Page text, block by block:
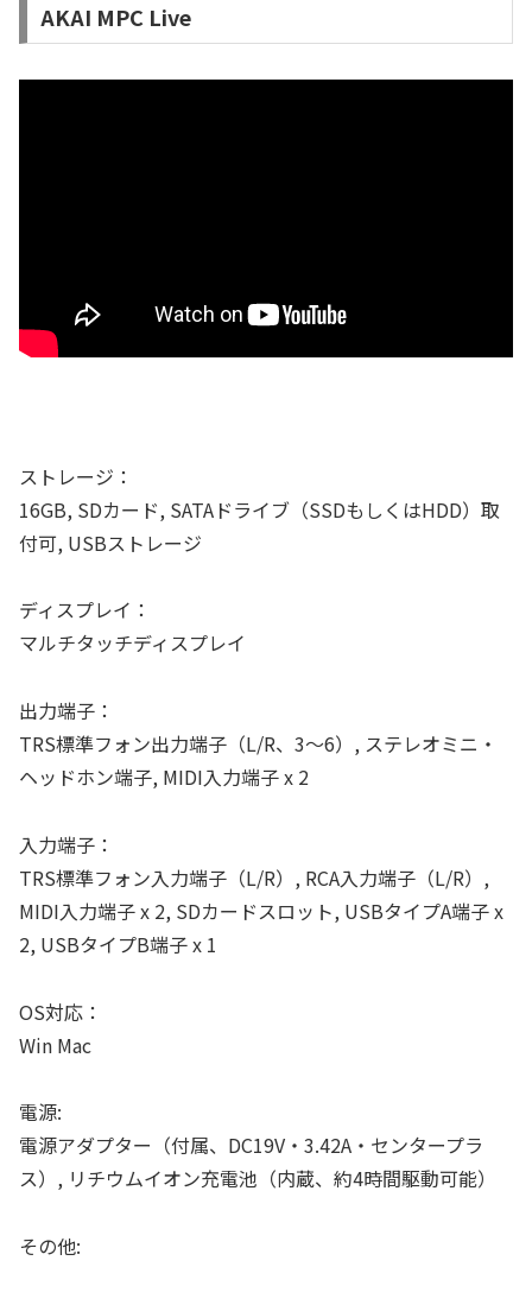
AKAI MPC Live
ストレージ：
16GB, SDカード, SATAドライブ（SSDもしくはHDD）取
付可, USBストレージ
ディスプレイ：
マルチタッチディスプレイ
出力端子：
TRS標準フォン出力端子（L/R、3〜6）, ステレオミニ・
ヘッドホン端子, MIDI入力端子 x 2
入力端子：
TRS標準フォン入力端子（L/R）, RCA入力端子（L/R）,
MIDI入力端子 x 2, SDカードスロット, USBタイプA端子 x
2, USBタイプB端子 x 1
OS対応：
Win Mac
電源:
電源アダプター（付属、DC19V・3.42A・センタープラ
ス）, リチウムイオン充電池（内蔵、約4時間駆動可能）
その他: